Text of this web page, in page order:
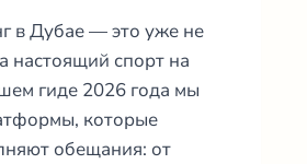
в Дубае — это уже не
настоящий спорт на
гиде 2026 года мы
которые
обещания: от